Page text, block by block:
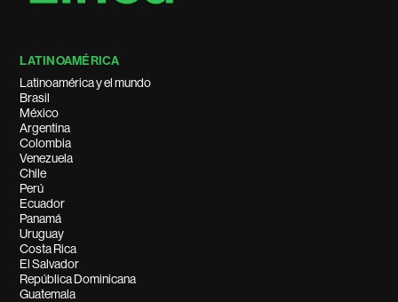
LATINOAMÉRICA
Latinoamérica y el mundo
Brasil
México
Argentina
Colombia
Venezuela
Chile
Perú
Ecuador
Panamá
Uruguay
Costa Rica
El Salvador
República Dominicana
Guatemala